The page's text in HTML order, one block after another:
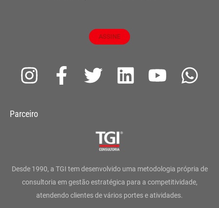
ASSINE
I
s
g
r
a
F
a
o
o
k
T
t
e
r
L
d
i
n
Y
b
e
W
a
p
Parceiro
Desde 1990, a TGI tem desenvolvido uma metodologia própria de
consultoria em gestão estratégica para a competitividade,
atendendo clientes de vários portes e atividades.